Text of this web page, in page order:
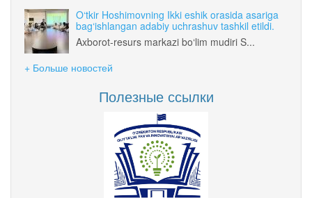
O‘tkir Hoshimovning Ikki eshik orasida asariga
bag‘ishlangan adabiy uchrashuv tashkil etildi.
Axborot-resurs markazi bo‘lim mudiri S...
+ Больше новостей
Полезные ссылки